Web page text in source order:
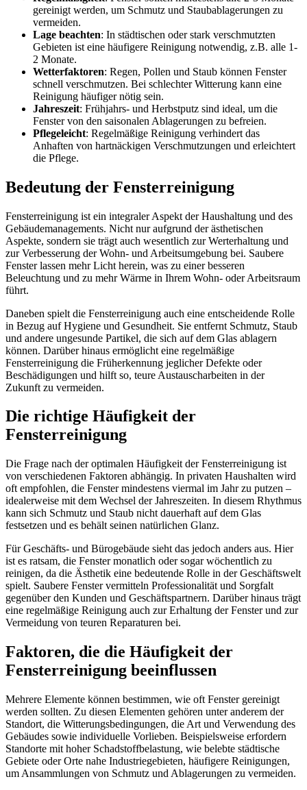
gereinigt werden, um Schmutz und Staubablagerungen zu
vermeiden.
Lage beachten: In städtischen oder stark verschmutzten
Gebieten ist eine häufigere Reinigung notwendig, z.B. alle 1-
2 Monate.
Wetterfaktoren: Regen, Pollen und Staub können Fenster
schnell verschmutzen. Bei schlechter Witterung kann eine
Reinigung häufiger nötig sein.
Jahreszeit: Frühjahrs- und Herbstputz sind ideal, um die
Fenster von den saisonalen Ablagerungen zu befreien.
Pflegeleicht: Regelmäßige Reinigung verhindert das
Anhaften von hartnäckigen Verschmutzungen und erleichtert
die Pflege.
Bedeutung der Fensterreinigung
Fensterreinigung ist ein integraler Aspekt der Haushaltung und des
Gebäudemanagements. Nicht nur aufgrund der ästhetischen
Aspekte, sondern sie trägt auch wesentlich zur Werterhaltung und
zur Verbesserung der Wohn- und Arbeitsumgebung bei. Saubere
Fenster lassen mehr Licht herein, was zu einer besseren
Beleuchtung und zu mehr Wärme in Ihrem Wohn- oder Arbeitsraum
führt.
Daneben spielt die Fensterreinigung auch eine entscheidende Rolle
in Bezug auf Hygiene und Gesundheit. Sie entfernt Schmutz, Staub
und andere ungesunde Partikel, die sich auf dem Glas ablagern
können. Darüber hinaus ermöglicht eine regelmäßige
Fensterreinigung die Früherkennung jeglicher Defekte oder
Beschädigungen und hilft so, teure Austauscharbeiten in der
Zukunft zu vermeiden.
Die richtige Häufigkeit der
Fensterreinigung
Die Frage nach der optimalen Häufigkeit der Fensterreinigung ist
von verschiedenen Faktoren abhängig. In privaten Haushalten wird
oft empfohlen, die Fenster mindestens viermal im Jahr zu putzen –
idealerweise mit dem Wechsel der Jahreszeiten. In diesem Rhythmus
kann sich Schmutz und Staub nicht dauerhaft auf dem Glas
festsetzen und es behält seinen natürlichen Glanz.
Für Geschäfts- und Bürogebäude sieht das jedoch anders aus. Hier
ist es ratsam, die Fenster monatlich oder sogar wöchentlich zu
reinigen, da die Ästhetik eine bedeutende Rolle in der Geschäftswelt
spielt. Saubere Fenster vermitteln Professionalität und Sorgfalt
gegenüber den Kunden und Geschäftspartnern. Darüber hinaus trägt
eine regelmäßige Reinigung auch zur Erhaltung der Fenster und zur
Vermeidung von teuren Reparaturen bei.
Faktoren, die die Häufigkeit der
Fensterreinigung beeinflussen
Mehrere Elemente können bestimmen, wie oft Fenster gereinigt
werden sollten. Zu diesen Elementen gehören unter anderem der
Standort, die Witterungsbedingungen, die Art und Verwendung des
Gebäudes sowie individuelle Vorlieben. Beispielsweise erfordern
Standorte mit hoher Schadstoffbelastung, wie belebte städtische
Gebiete oder Orte nahe Industriegebieten, häufigere Reinigungen,
um Ansammlungen von Schmutz und Ablagerungen zu vermeiden.